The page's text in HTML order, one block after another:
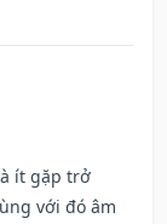
ít gặp trở
với đó âm